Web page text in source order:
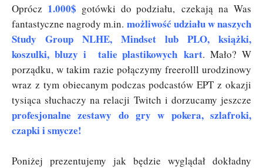
Oprócz 1.000$ gotówki do podziału, czekają na Was
fantastyczne nagrody m.in. możliwość udziału w naszych
Study Group NLHE, Mindset lub PLO, książki,
koszulki, bluzy i talie plastikowych kart. Mało? W
porządku, w takim razie połączymy freerolll urodzinowy
wraz z tym obiecanym podczas podcastów EPT z okazji
tysiąca słuchaczy na relacji Twitch i dorzucamy jeszcze
profesjonalne zestawy do gry w pokera, szlafroki,
czapki i smycze!
Poniżej prezentujemy jak będzie wyglądał dokładny